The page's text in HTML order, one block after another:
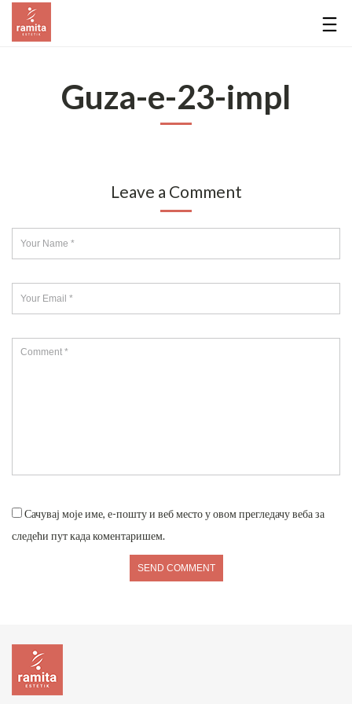
Guza-e-23-impl
Leave a Comment
Сачувај моје име, е-пошту и веб место у овом прегледачу веба за
следећи пут када коментаришем.